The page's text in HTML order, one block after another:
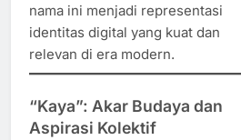
nama ini menjadi representasi
identitas digital yang kuat dan
relevan di era modern.
“Kaya”: Akar Budaya dan
Aspirasi Kolektif